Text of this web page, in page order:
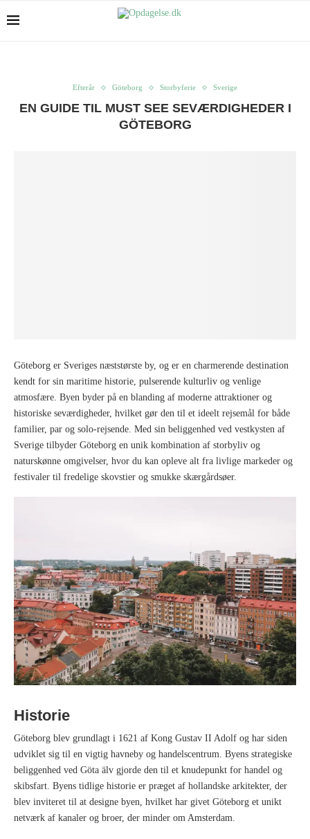
Efterår Göteborg Storbyferie Sverige
EN GUIDE TIL MUST SEE SEVÆRDIGHEDER I
GÖTEBORG
Göteborg er Sveriges næststørste by, og er en charmerende destination
kendt for sin maritime historie, pulserende kulturliv og venlige
atmosfære. Byen byder på en blanding af moderne attraktioner og
historiske seværdigheder, hvilket gør den til et ideelt rejsemål for både
familier, par og solo-rejsende. Med sin beliggenhed ved vestkysten af
Sverige tilbyder Göteborg en unik kombination af storbyliv og
naturskønne omgivelser, hvor du kan opleve alt fra livlige markeder og
festivaler til fredelige skovstier og smukke skærgårdsøer.
Historie
Göteborg blev grundlagt i 1621 af Kong Gustav II Adolf og har siden
udviklet sig til en vigtig havneby og handelscentrum. Byens strategiske
beliggenhed ved Göta älv gjorde den til et knudepunkt for handel og
skibsfart. Byens tidlige historie er præget af hollandske arkitekter, der
blev inviteret til at designe byen, hvilket har givet Göteborg et unikt
netværk af kanaler og broer, der minder om Amsterdam.